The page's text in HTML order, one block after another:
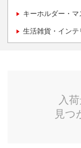
キーホルダー・
生活雑貨・インテ